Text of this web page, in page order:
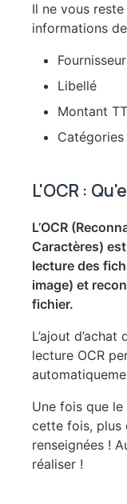
Il ne vous
informations de
Fournisseur
Libellé
Montant
L'OCR :
L’OCR
Caractères)
lecture des
image) et
fichier.
L’ajout
lecture OCR
Une fois que
cette fois, plus
renseignées !
réaliser !